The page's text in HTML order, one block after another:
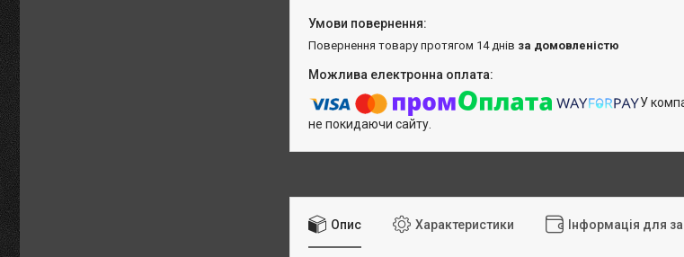
повернення товару протягом 14 днів за домовленістю
У
не покидаючи сайту.
Опис Характеристики Інформація для